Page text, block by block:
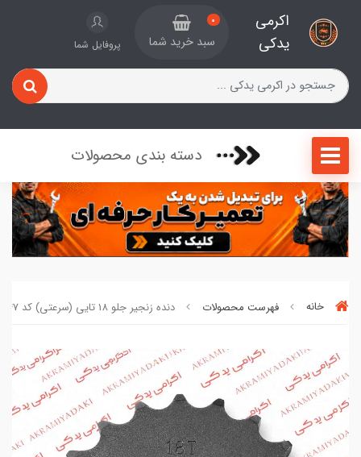
اکرمی
یدکی
0
سبد خرید شما پروفایل شما
دسته بندی محصولات
خانه فهرست محصولات دنده زنجیر جلو 18 تایی (سرعتی) کد 047